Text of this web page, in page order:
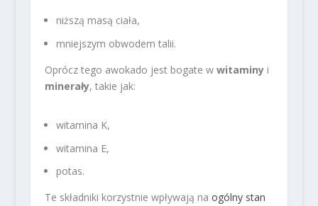
niższą masą ciała,
mniejszym obwodem talii.
Oprócz tego awokado jest bogate w witaminyi
minerały, takie jak:
witamina K,
witamina E,
potas.
Te składniki korzystnie wpływają na ogólny stan